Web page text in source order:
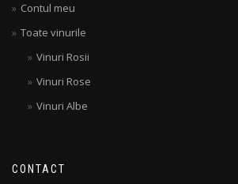
Contul meu
Toate vinurile
Vinuri Rosii
Vinuri Rose
Vinuri Albe
CONTACT